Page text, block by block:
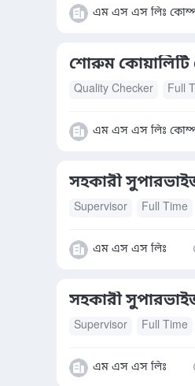
এম এস এস লিঃ
শোরুম কোয়ালিটি
Quality Checker Full
এম এস এস লিঃ
সহকারী
Supervisor Full Time
এম এস এস লিঃ
সহকারী
Supervisor Full Time
এম এস এস লিঃ